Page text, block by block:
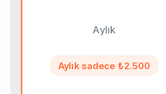
Aylık
Aylık sadece ₺2.500